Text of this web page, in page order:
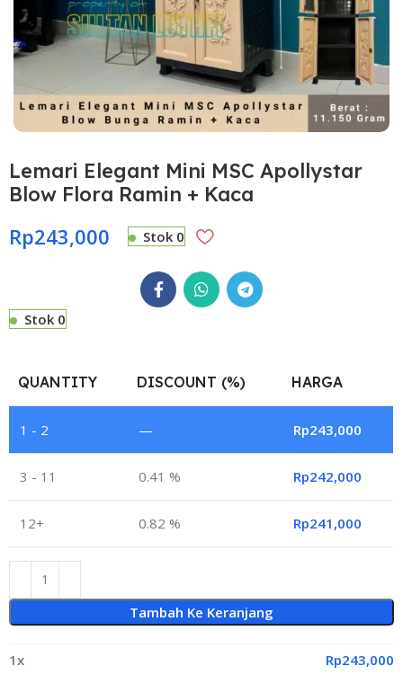
Lemari Elegant Mini MSC Apollystar
Blow Flora Ramin + Kaca
Rp243,000 Stok 0
Stok 0
QUANTITY DISCOUNT (%) HARGA
1 - 2 — Rp243,000
3 - 11 0.41 % Rp242,000
12+ 0.82 % Rp241,000
Tambah Ke Keranjang
1x Rp243,000